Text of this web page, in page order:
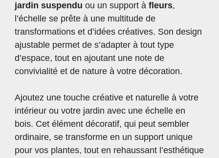
jardin suspendu ou un support à fleurs,
l’échelle se prête à une multitude de
transformations et d’idées créatives. Son design
ajustable permet de s’adapter à tout type
d’espace, tout en ajoutant une note de
convivialité et de nature à votre décoration.
Ajoutez une touche créative et naturelle à votre
intérieur ou votre jardin avec une échelle en
bois. Cet élément décoratif, qui peut sembler
ordinaire, se transforme en un support unique
pour vos plantes, tout en rehaussant l’esthétique